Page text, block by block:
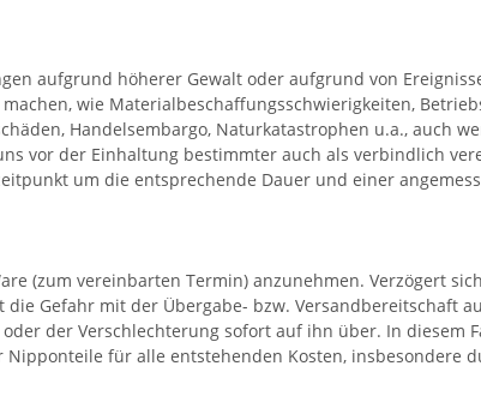
aufgrund höherer Gewalt oder aufgrund von
wie Materialbeschaffungsschwierigkeiten,
Handelsembargo, Naturkatastrophen u.a., auch
vor der Einhaltung bestimmter auch als verbindlich
um die entsprechende Dauer und einer
(zum vereinbarten Termin) anzunehmen. Verzögert
Gefahr mit der Übergabe- bzw. Versandbereitschaft
der Verschlechterung sofort auf ihn über. In diesem
für alle entstehenden Kosten, insbesondere